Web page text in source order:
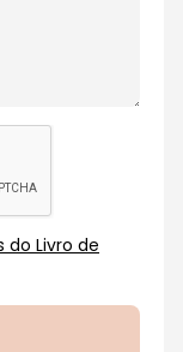
do Livro de